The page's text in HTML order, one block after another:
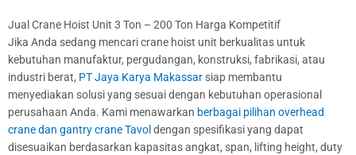
Jual Crane Hoist Unit 3 Ton – 200 Ton Harga Kompetitif
Jika Anda sedang mencari crane hoist unit berkualitas untuk
kebutuhan manufaktur, pergudangan, konstruksi, fabrikasi, atau
industri berat, PT Jaya Karya Makassar siap membantu
menyediakan solusi yang sesuai dengan kebutuhan operasional
perusahaan Anda. Kami menawarkan berbagai pilihan overhead
crane dan gantry crane Tavol dengan spesifikasi yang dapat
disesuaikan berdasarkan kapasitas angkat, span, lifting height, duty